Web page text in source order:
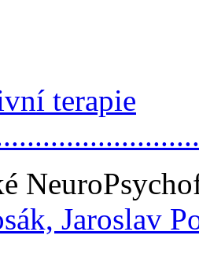
terapie
Jaroslav